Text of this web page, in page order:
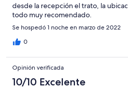
desde la recepción el trato, la
todo muy recomendado.
Se hospedó 1 noche en marzo de 2022
0
Opinión verificada
10/10 Excelente